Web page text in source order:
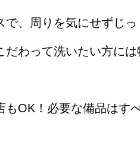
で、周りを気にせずじっ
わって洗いたい方には
OK！必要な備品はす